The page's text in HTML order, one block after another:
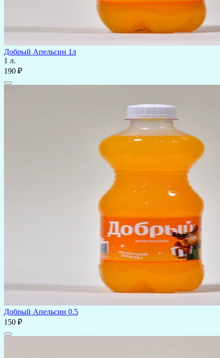
Добрый Апельсин 1л
1 л.
190 ₽
Добрый Апельсин 0.5
150 ₽